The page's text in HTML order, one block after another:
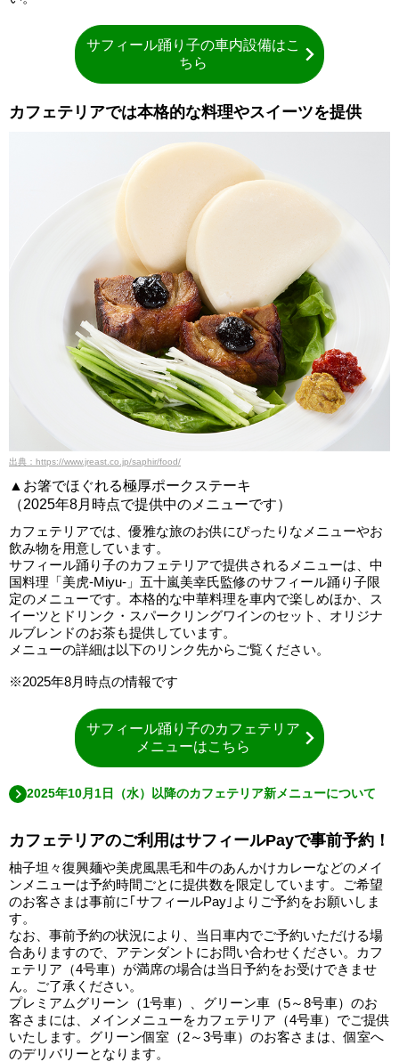
サフィール踊り子の車内設備はこ
ちら
カフェテリアでは本格的な料理やスイーツを提供
出典：https://www.jreast.co.jp/saphir/food/
▲お箸でほぐれる極厚ポークステーキ
（2025年8月時点で提供中のメニューです）
カフェテリアでは、優雅な旅のお供にぴったりなメニューやお
飲み物を用意しています。
サフィール踊り子のカフェテリアで提供されるメニューは、中
国料理「美虎-Miyu-」五十嵐美幸氏監修のサフィール踊り子限
定のメニューです。本格的な中華料理を車内で楽しめほか、ス
イーツとドリンク・スパークリングワインのセット、オリジナ
ルブレンドのお茶も提供しています。
メニューの詳細は以下のリンク先からご覧ください。
※2025年8月時点の情報です
サフィール踊り子のカフェテリア
メニューはこちら
2025年10月1日（水）以降のカフェテリア新メニューについて
カフェテリアのご利用はサフィールPayで事前予約！
柚子坦々復興麺や美虎風黒毛和牛のあんかけカレーなどのメイ
ンメニューは予約時間ごとに提供数を限定しています。ご希望
のお客さまは事前に｢サフィールPay｣よりご予約をお願いしま
す。
なお、事前予約の状況により、当日車内でご予約いただける場
合ありますので、アテンダントにお問い合わせください。カフ
ェテリア（4号車）が満席の場合は当日予約をお受けできませ
ん。ご了承ください。
プレミアムグリーン（1号車）、グリーン車（5～8号車）のお
客さまには、メインメニューをカフェテリア（4号車）でご提供
いたします。グリーン個室（2～3号車）のお客さまは、個室へ
のデリバリーとなります。